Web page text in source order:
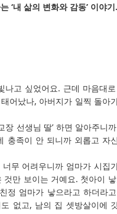
‘내 삶의 변화와 감동’ 이야기.
나고 싶었어요. 근데 마음대
어났나, 아버지가 일찍 돌아
장 선생님 딸’ 하면 알아주니
충족이 안 되니까 외롭고 자
무 어려우니까 엄마가 시집
만 보이는 거예요. 첫아이
정 엄마가 낳으라고 하더라
없고, 남의 집 셋방살이에